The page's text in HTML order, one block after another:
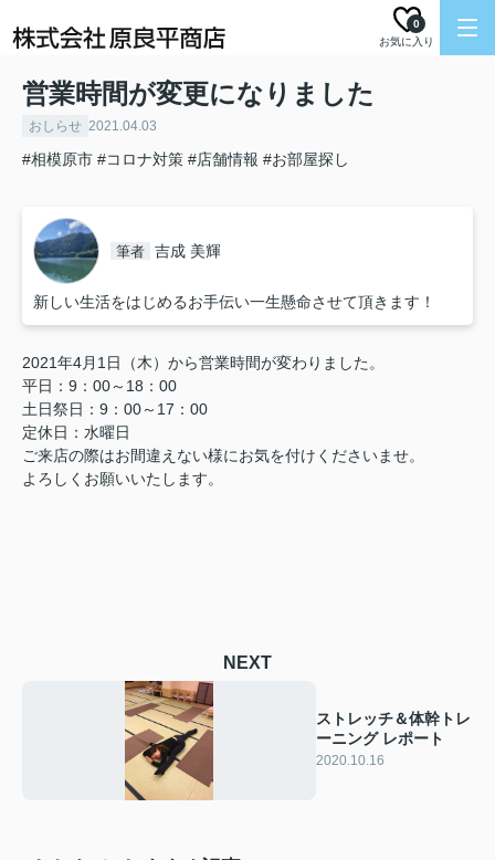
お気に入り
0
営業時間が変更になりました
おしらせ 2021.04.03
#相模原市 #コロナ対策 #店舗情報 #お部屋探し
筆者 吉成 美輝
新しい生活をはじめるお手伝い一生懸命させて頂きます！
2021年4月1日（木）から営業時間が変わりました。
平日：9：00～18：00
土日祭日：9：00～17：00
定休日：水曜日
ご来店の際はお間違えない様にお気を付けくださいませ。
よろしくお願いいたします。
NEXT
ストレッチ＆体幹トレ
ーニング レポート
2020.10.16